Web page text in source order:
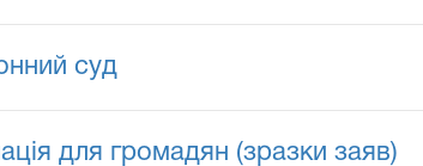
суд
для громадян (зразки заяв)